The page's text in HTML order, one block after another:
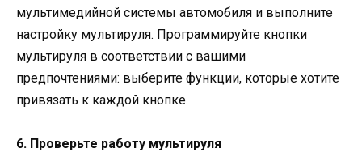
мультимедийной системы автомобиля и выполните
настройку мультируля. Программируйте кнопки
мультируля в соответствии с вашими
предпочтениями: выберите функции, которые хотите
привязать к каждой кнопке.
6. Проверьте работу мультируля